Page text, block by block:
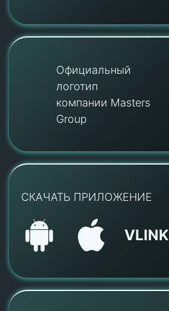
Официальный
логотип
компании Masters
Group
СКАЧАТЬ ПРИЛОЖЕНИЕ
VLINK